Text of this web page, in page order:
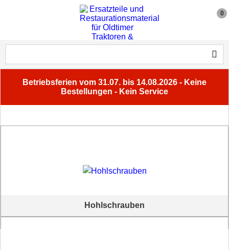
0
Betriebsferien vom 31.07. bis 14.08.2026 - Keine
Bestellungen - Kein Service
Hohlschrauben
Hohlschrauben für Ringnippel